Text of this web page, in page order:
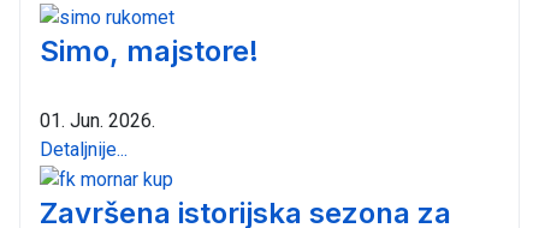
Simo, majstore!
01. Jun. 2026.
Detaljnije...
Završena istorijska sezona za